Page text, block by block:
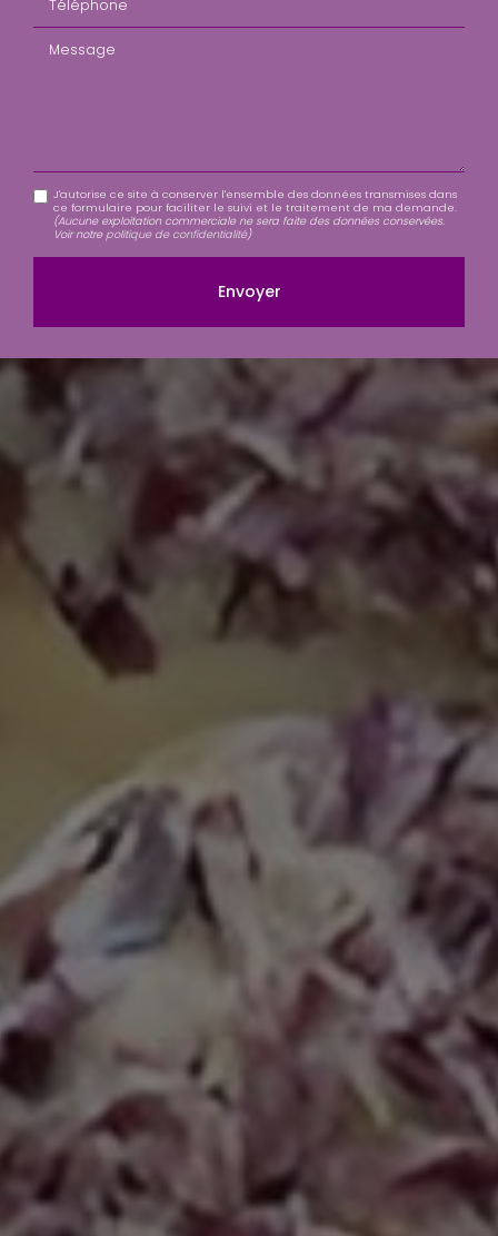
Message
J'autorise ce site à conserver l'ensemble des données transmises dans
ce formulaire pour faciliter le suivi et le traitement de ma demande.
(Aucune exploitation commerciale ne sera faite des données conservées.
Voir notre politique de confidentialité)